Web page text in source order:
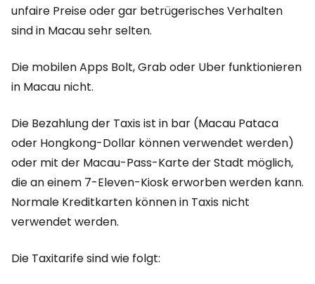
unfaire Preise oder gar betrügerisches Verhalten
sind in Macau sehr selten.
Die mobilen Apps Bolt, Grab oder Uber funktionieren
in Macau nicht.
Die Bezahlung der Taxis ist in bar (Macau Pataca
oder Hongkong-Dollar können verwendet werden)
oder mit der Macau-Pass-Karte der Stadt möglich,
die an einem 7-Eleven-Kiosk erworben werden kann.
Normale Kreditkarten können in Taxis nicht
verwendet werden.
Die Taxitarife sind wie folgt: